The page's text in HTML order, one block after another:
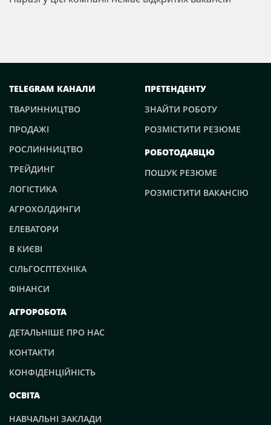
TELEGRAM КАНАЛИ
ТВАРИННИЦТВО
ПРОДАЖІ
РОСЛИННИЦТВО
ТРЕЙДИНГ
ЛОГІСТИКА
АГРОХОЛДИНГИ
ЕЛЕВАТОРИ
В КИЄВІ
СІЛЬГОСПТЕХНІКА
ФІНАНСИ
ПРЕТЕНДЕНТУ
ЗНАЙТИ РОБОТУ
РОЗМІСТИТИ РЕЗЮМЕ
РОБОТОДАВЦЮ
ПОШУК РЕЗЮМЕ
РОЗМІСТИТИ ВАКАНСІЮ
АГРОРОБОТА
ДЕТАЛЬНІШЕ ПРО НАС
КОНТАКТИ
КОНФІДЕНЦІЙНІСТЬ
ОСВІТА
НАВЧАЛЬНІ ЗАКЛАДИ